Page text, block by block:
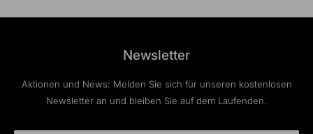
Newsletter
Aktionen und News: Melden Sie sich für unseren kostenlosen
Newsletter an und bleiben Sie auf dem Laufenden.